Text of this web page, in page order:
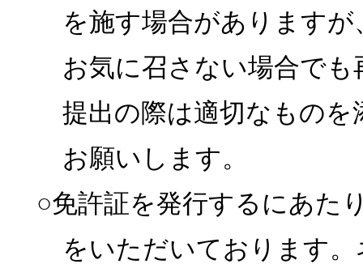
を施す場合があります
お気に召さない場合で
提出の際は適切なもの
お願いします。
○免許証を発行するにあた
をいただいております